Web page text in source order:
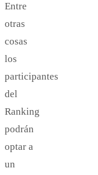
Entre
otras
cosas
los
participantes
del
Ranking
podrán
optar a
un